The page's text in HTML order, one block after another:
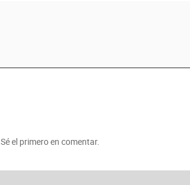
Sé el primero en comentar.